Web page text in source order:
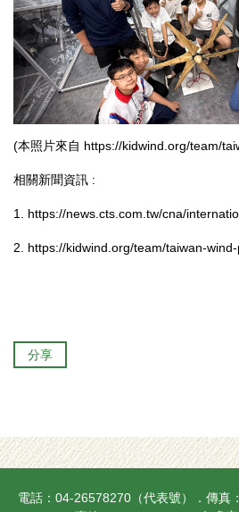
(本照片來自 https://kidwind.org/team/
相關新聞資訊 :
1. https://news.cts.com.tw/cna/
2. https://kidwind.org/team/taiwan-
分享
電話：04-26578270（代表號）．傳真